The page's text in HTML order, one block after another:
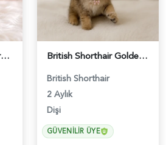
Red Point British Shorthair Erkek - 4692 British Shorthair Golden Chinchilla Dişi - 5207
British Shorthair
2 Aylık
Dişi
GÜVENILIR ÜYE